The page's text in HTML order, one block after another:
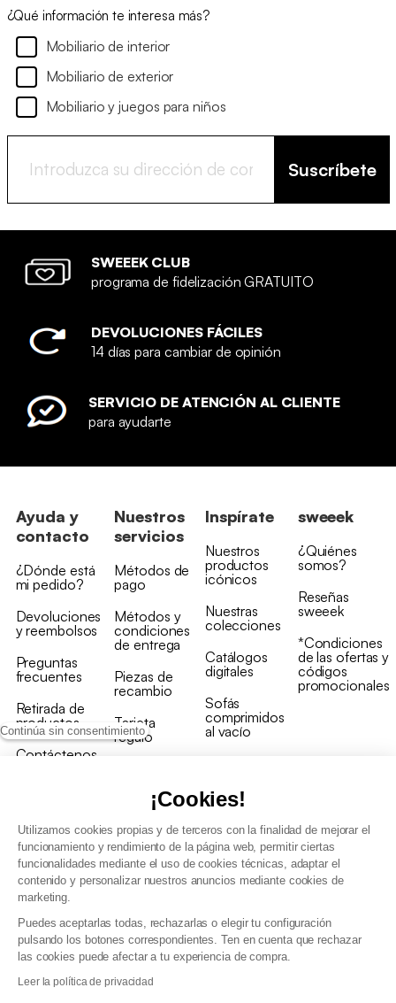
Continúa sin consentimiento
¡Cookies!
Utilizamos cookies propias y de terceros con la finalidad de mejorar el
funcionamiento y rendimiento de la página web, permitir ciertas
funcionalidades mediante el uso de cookies técnicas, adaptar el
contenido y personalizar nuestros anuncios mediante cookies de
marketing.
Puedes aceptarlas todas, rechazarlas o elegir tu configuración
pulsando los botones correspondientes. Ten en cuenta que rechazar
las cookies puede afectar a tu experiencia de compra.
Leer la política de privacidad
¿Qué información te interesa más?
Mobiliario de interior
Mobiliario de exterior
Mobiliario y juegos para niños
Suscríbete
SWEEEK CLUB
programa de fidelización GRATUITO
DEVOLUCIONES FÁCILES
14 días para cambiar de opinión
SERVICIO DE ATENCIÓN AL CLIENTE
para ayudarte
Ayuda y
contacto
¿Dónde está
mi pedido?
Devoluciones
y reembolsos
Preguntas
frecuentes
Retirada de
productos
Contáctenos
Nuestros
servicios
Métodos de
pago
Métodos y
condiciones
de entrega
Piezas de
recambio
Tarjeta
regalo
Inspírate
Nuestros
productos
icónicos
Nuestras
colecciones
Catálogos
digitales
Sofás
comprimidos
al vacío
sweeek
¿Quiénes
somos?
Reseñas
sweeek
*Condiciones
de las ofertas y
códigos
promocionales
Política de gestión de datos personales y cookies
Condiciones generales de Venta Profesional
Declaración de accesibilidad